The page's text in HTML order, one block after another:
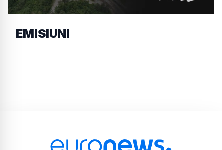
EMISIUNI